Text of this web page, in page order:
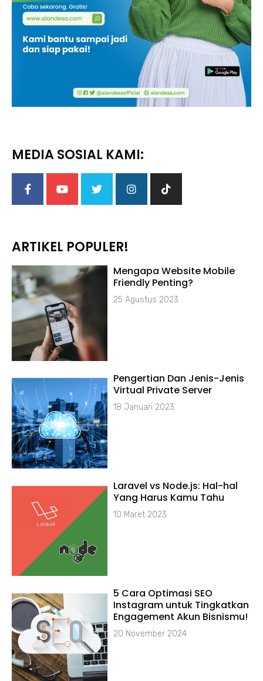
MEDIA SOSIAL KAMI:
ARTIKEL POPULER!
Mengapa Website Mobile
Friendly Penting?
25 Agustus 2023
Pengertian Dan Jenis-Jenis
Virtual Private Server
18 Januari 2023
Laravel vs Node.js: Hal-hal
Yang Harus Kamu Tahu
10 Maret 2023
5 Cara Optimasi SEO
Instagram untuk Tingkatkan
Engagement Akun Bisnismu!
20 November 2024